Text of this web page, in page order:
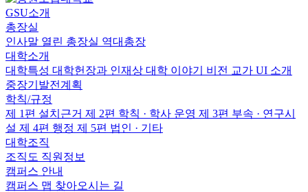
GSU소개
총장실
인사말 열린 총장실 역대총장
대학소개
대학특성 대학헌장과 인재상 대학 이야기 비전 교가 UI 소개
중장기발전계획
학칙/규정
제 1편 설치근거 제 2편 학칙 · 학사 운영 제 3편 부속 · 연구시
설 제 4편 행정 제 5편 법인 · 기타
대학조직
조직도 직원정보
캠퍼스 안내
캠퍼스 맵 찾아오시는 길